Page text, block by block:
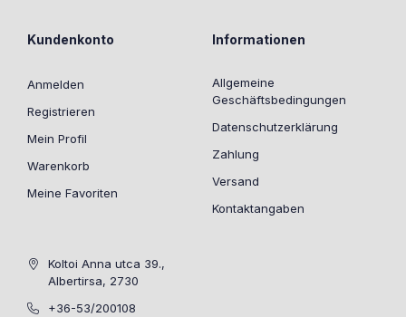
Kundenkonto
Anmelden
Registrieren
Mein Profil
Warenkorb
Meine Favoriten
Informationen
Allgemeine
Geschäftsbedingungen
Datenschutzerklärung
Zahlung
Versand
Kontaktangaben
Koltoi Anna utca 39.,
Albertirsa, 2730
+36-53/200108